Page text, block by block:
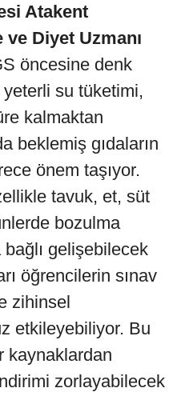
Atakent
Diyet Uzmanı
öncesine denk
yeterli su tüketimi,
kalmaktan
beklemiş gıdaların
önem taşıyor.
tavuk, et, süt
bozulma
bağlı gelişebilecek
öğrencilerin sınav
zihinsel
etkileyebiliyor. Bu
kaynaklardan
zorlayabilecek